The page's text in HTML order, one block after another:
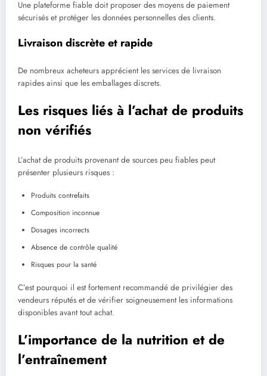
Une plateforme fiable doit proposer des moyens de paiement
sécurisés et protéger les données personnelles des clients.
Livraison discrète et rapide
De nombreux acheteurs apprécient les services de livraison
rapides ainsi que les emballages discrets.
Les risques liés à l’achat de produits
non vérifiés
L’achat de produits provenant de sources peu fiables peut
présenter plusieurs risques :
Produits contrefaits
Composition inconnue
Dosages incorrects
Absence de contrôle qualité
Risques pour la santé
C’est pourquoi il est fortement recommandé de privilégier des
vendeurs réputés et de vérifier soigneusement les informations
disponibles avant tout achat.
L’importance de la nutrition et de
l’entraînement